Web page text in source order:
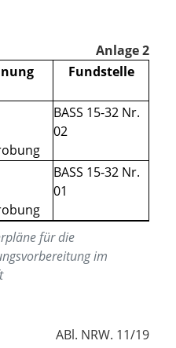
Anlage 2
Fundstelle
BASS 15-32 Nr.
02
BASS 15-32 Nr.
01
für die
im
ABl. NRW. 11/19